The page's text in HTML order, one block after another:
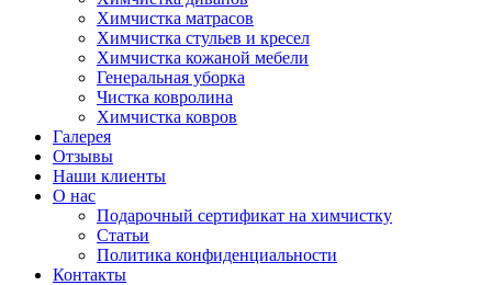
Химчистка матрасов
Химчистка стульев и кресел
Химчистка кожаной мебели
Генеральная уборка
Чистка ковролина
Химчистка ковров
Галерея
Отзывы
Наши клиенты
О нас
Подарочный сертификат на химчистку
Статьи
Политика конфиденциальности
Контакты